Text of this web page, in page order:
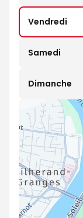
Vendredi
Samedi
Dimanche